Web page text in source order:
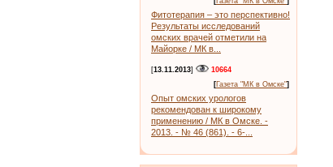
Фитотерапия – это перспективно!
Результаты исследований
омских врачей отметили на
Майорке / МК в...
[13.11.2013]
10664
[Газета "МК в Омске"]
Опыт омских урологов
рекомендован к широкому
применению / МК в Омске. -
2013. - № 46 (861). - 6-...